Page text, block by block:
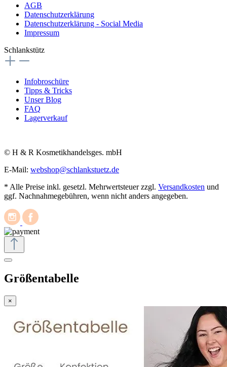
AGB
Datenschutzerklärung
Datenschutzerklärung - Social Media
Impressum
Schlankstütz
Infobroschüre
Tipps & Tricks
Unser Blog
FAQ
Lagerverkauf
© H & R Kosmetikhandelsges. mbH
E-Mail: webshop@schlankstuetz.de
* Alle Preise inkl. gesetzl. Mehrwertsteuer zzgl. Versandkosten und
ggf. Nachnahmegebühren, wenn nicht anders angegeben.
Größentabelle
×